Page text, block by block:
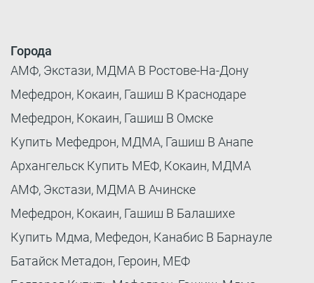
Города
АМФ, Экстази, МДМА В Ростове-На-Дону
Мефедрон, Кокаин, Гашиш В Краснодаре
Мефедрон, Кокаин, Гашиш В Омске
Купить Мефедрон, МДМА, Гашиш В Анапе
Архангельск Купить МЕФ, Кокаин, МДМА
АМФ, Экстази, МДМА В Ачинске
Мефедрон, Кокаин, Гашиш В Балашихе
Купить Мдма, Мефедон, Канабис В Барнауле
Батайск Метадон, Героин, МЕФ